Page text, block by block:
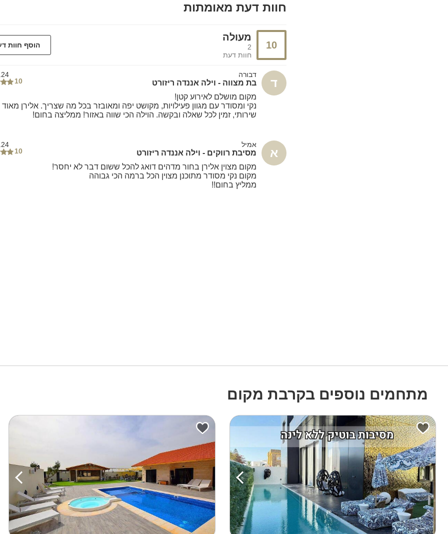
חוות דעת מאומתות
10
מעולה
2
חוות דעת
הוסף חוות
ד
דבורה
בת מצווה - וילה אננדה ריזורט
10
מקום מושלם לאירוע קטן!
נקי ומסודר עם מגוון פעילויות, מקושט יפה ומאובזר בכל מה שצריך. אלירן מאוד
שירותי, זמין לכל שאלה ובקשה. הוילה הכי שווה באזור! ממליצה בחום!
א
אמיל
מסיבת רווקים - וילה אננדה ריזורט
10
מקום מצוין אלירן בחור מדהים דואג להכל ששום דבר לא יחסר!
מקום נקי מסודר מתוכנן מצוין הכל ברמה הכי גבוהה
ממליץ בחום!!
מתחמים נוספים בקרבת מקום